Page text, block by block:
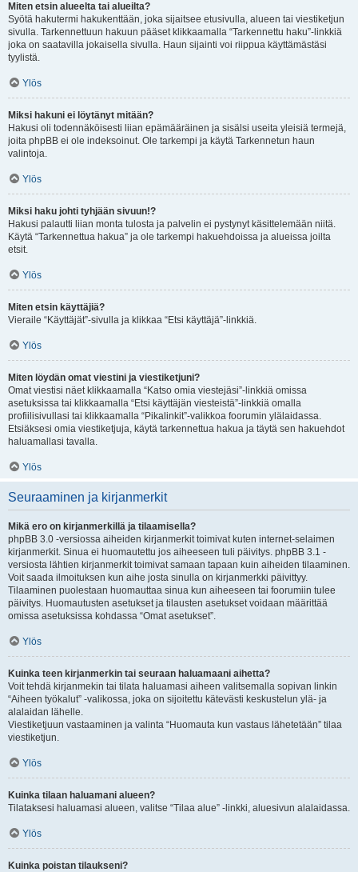
Miten etsin alueelta tai alueilta?
Syötä hakutermi hakukenttään, joka sijaitsee etusivulla, alueen tai viestiketjun
sivulla. Tarkennettuun hakuun pääset klikkaamalla “Tarkennettu haku”-linkkiä
joka on saatavilla jokaisella sivulla. Haun sijainti voi riippua käyttämästäsi
tyylistä.
Ylös
Miksi hakuni ei löytänyt mitään?
Hakusi oli todennäköisesti liian epämääräinen ja sisälsi useita yleisiä termejä,
joita phpBB ei ole indeksoinut. Ole tarkempi ja käytä Tarkennetun haun
valintoja.
Ylös
Miksi haku johti tyhjään sivuun!?
Hakusi palautti liian monta tulosta ja palvelin ei pystynyt käsittelemään niitä.
Käytä “Tarkennettua hakua” ja ole tarkempi hakuehdoissa ja alueissa joilta
etsit.
Ylös
Miten etsin käyttäjiä?
Vieraile “Käyttäjät”-sivulla ja klikkaa “Etsi käyttäjä”-linkkiä.
Ylös
Miten löydän omat viestini ja viestiketjuni?
Omat viestisi näet klikkaamalla “Katso omia viestejäsi”-linkkiä omissa
asetuksissa tai klikkaamalla “Etsi käyttäjän viesteistä”-linkkiä omalla
profiilisivullasi tai klikkaamalla “Pikalinkit”-valikkoa foorumin ylälaidassa.
Etsiäksesi omia viestiketjuja, käytä tarkennettua hakua ja täytä sen hakuehdot
haluamallasi tavalla.
Ylös
Seuraaminen ja kirjanmerkit
Mikä ero on kirjanmerkillä ja tilaamisella?
phpBB 3.0 -versiossa aiheiden kirjanmerkit toimivat kuten internet-selaimen
kirjanmerkit. Sinua ei huomautettu jos aiheeseen tuli päivitys. phpBB 3.1 -
versiosta lähtien kirjanmerkit toimivat samaan tapaan kuin aiheiden tilaaminen.
Voit saada ilmoituksen kun aihe josta sinulla on kirjanmerkki päivittyy.
Tilaaminen puolestaan huomauttaa sinua kun aiheeseen tai foorumiin tulee
päivitys. Huomautusten asetukset ja tilausten asetukset voidaan määrittää
omissa asetuksissa kohdassa “Omat asetukset”.
Ylös
Kuinka teen kirjanmerkin tai seuraan haluamaani aihetta?
Voit tehdä kirjanmekin tai tilata haluamasi aiheen valitsemalla sopivan linkin
“Aiheen työkalut” -valikossa, joka on sijoitettu kätevästi keskustelun ylä- ja
alalaidan lähelle.
Viestiketjuun vastaaminen ja valinta “Huomauta kun vastaus lähetetään” tilaa
viestiketjun.
Ylös
Kuinka tilaan haluamani alueen?
Tilataksesi haluamasi alueen, valitse “Tilaa alue” -linkki, aluesivun alalaidassa.
Ylös
Kuinka poistan tilaukseni?